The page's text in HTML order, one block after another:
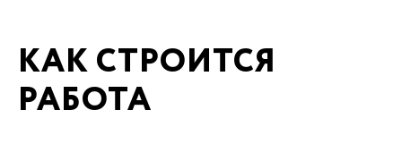
КАК СТРОИТСЯ
РАБОТА